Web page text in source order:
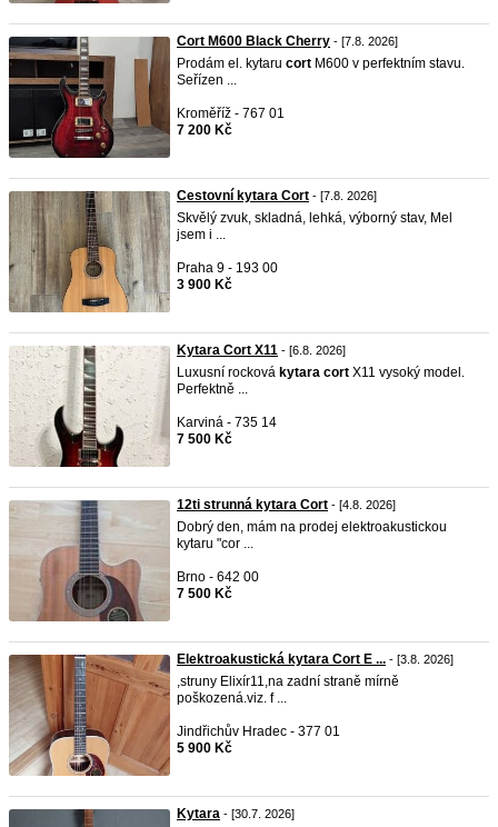
Cort M600 Black Cherry - [7.8. 2026]
Prodám el. kytaru cort M600 v perfektním stavu.
Seřízen ...
Kroměříž - 767 01
7 200 Kč
Cestovní kytara Cort - [7.8. 2026]
Skvělý zvuk, skladná, lehká, výborný stav, Mel
jsem i ...
Praha 9 - 193 00
3 900 Kč
Kytara Cort X11 - [6.8. 2026]
Luxusní rocková kytara cort X11 vysoký model.
Perfektně ...
Karviná - 735 14
7 500 Kč
12ti strunná kytara Cort - [4.8. 2026]
Dobrý den, mám na prodej elektroakustickou
kytaru "cor ...
Brno - 642 00
7 500 Kč
Elektroakustická kytara Cort E ... - [3.8. 2026]
,struny Elixír11,na zadní straně mírně
poškozená.viz. f ...
Jindřichův Hradec - 377 01
5 900 Kč
Kytara - [30.7. 2026]